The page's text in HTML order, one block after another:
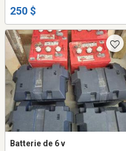
250 $
Batterie de 6 v